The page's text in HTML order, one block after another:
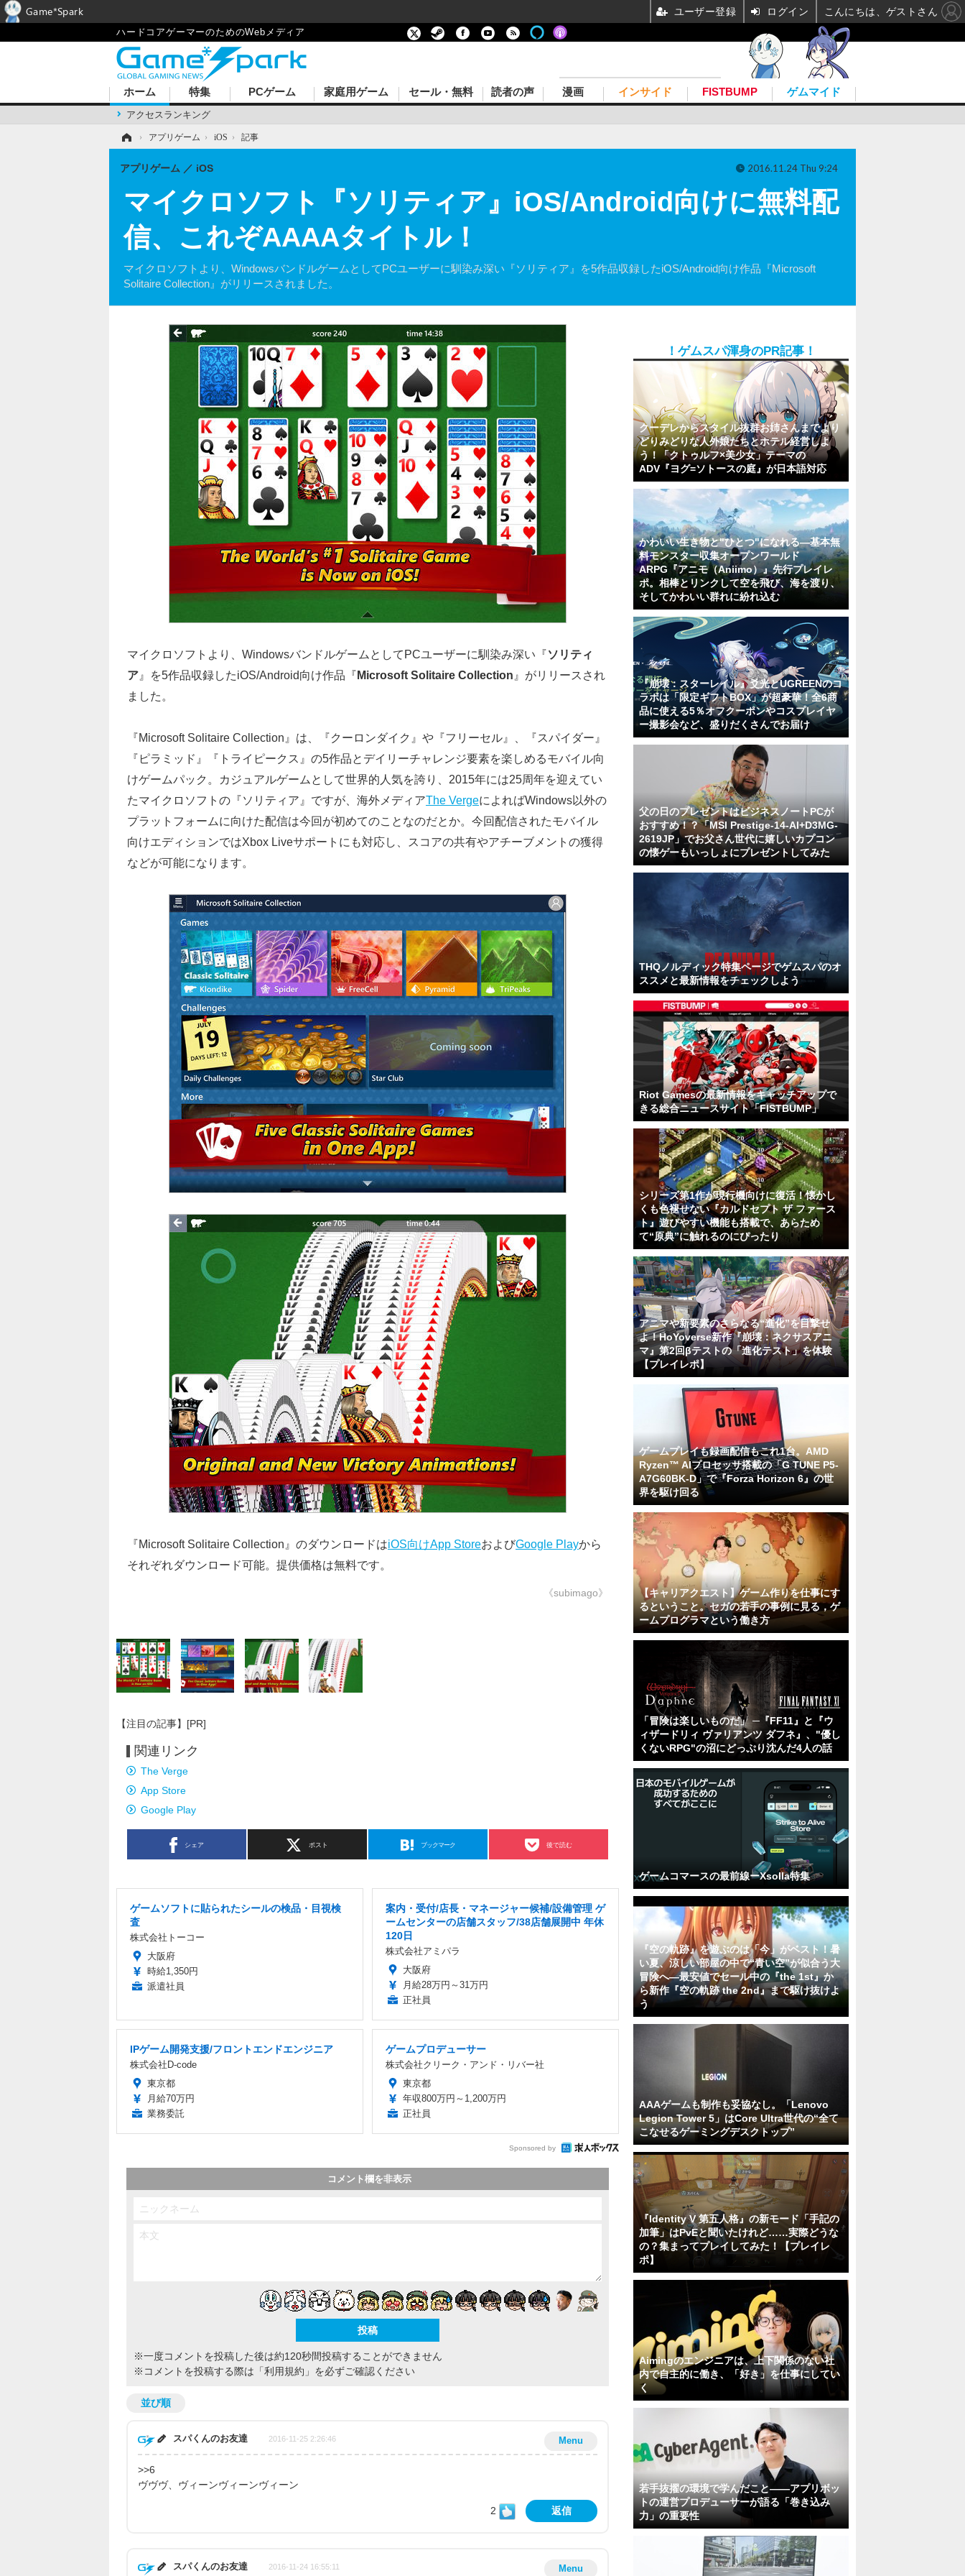
ハードコアゲーマーのためのWebメディア
ホーム
アクセスランキング
特集 PCゲーム 家庭用ゲーム セール・無料 読者の声 漫画 インサイド FISTBUMP ゲムマイド
› アプリゲーム › iOS › 記事
マイクロソフト『ソリティア』iOS/Android向けに無料配
信、これぞAAAAタイトル！
マイクロソフトより、WindowsバンドルゲームとしてPCユーザーに馴染み深い『ソリティア』を5作品収録したiOS/Android向け作品『Microsoft
Solitaire Collection』がリリースされました。
アプリゲーム iOS 2016.11.24 Thu 9:24
マイクロソフトより、WindowsバンドルゲームとしてPCユーザーに馴染み深い『ソリティ
ア 』を5作品収録したiOS/Android向け作品『Microsoft Solitaire Collection 』がリリースされ
ました。
『Microsoft Solitaire Collection』は、『クーロンダイク』や『フリーセル』、『スパイダー』
『ピラミッド』『トライピークス』の5作品とデイリーチャレンジ要素を楽しめるモバイル向
けゲームパック。カジュアルゲームとして世界的人気を誇り、2015年には25周年を迎えてい
たマイクロソフトの『ソリティア』ですが、海外メディアThe VergeによればWindows以外の
プラットフォームに向けた配信は今回が初めてのことなのだとか。今回配信されたモバイル
向けエディションではXbox Liveサポートにも対応し、スコアの共有やアチーブメントの獲得
などが可能になります。
『Microsoft Solitaire Collection』のダウンロードはiOS向けApp StoreおよびGoogle Playから
それぞれダウンロード可能。提供価格は無料です。
《subimago》
【注目の記事】[PR]
関連リンク
The Verge
App Store
Google Play
シェア ポスト ブックマーク 後で読む
ゲームソフトに貼られたシールの検品・目視検
査
株式会社トーコー
大阪府
時給1,350円
派遣社員
案内・受付/店長・マネージャー候補/設備管理 ゲ
ームセンターの店舗スタッフ/38店舗展開中 年休
120日
株式会社アミパラ
大阪府
月給28万円～31万円
正社員
IPゲーム開発支援/フロントエンドエンジニア
株式会社D-code
東京都
月給70万円
業務委託
ゲームプロデューサー
株式会社クリーク・アンド・リバー社
東京都
年収800万円～1,200万円
正社員
Sponsored by
コメント欄を非表示
※一度コメントを投稿した後は約120秒間投稿することができません
※コメントを投稿する際は 「利用規約」 を必ずご確認ください
並び順
Menu
スパくんのお友達 2016-11-25 2:26:46
>>6
ヴヴヴ、ヴィーンヴィーンヴィーン
2 返信
Menu
スパくんのお友達 2016-11-24 16:55:11
！ゲムスパ渾身のPR記事！
クーデレからスタイル抜群お姉さんまでより
どりみどりな人外娘たちとホテル経営しよ
う！「クトゥルフ×美少女」テーマの
ADV『ヨグ=ソトースの庭』が日本語対応
かわいい生き物と"ひとつ"になれる―基本無
料モンスター収集オープンワールド
ARPG『アニモ（Aniimo）』先行プレイレ
ポ。相棒とリンクして空を飛び、海を渡り、
そしてかわいい群れに紛れ込む
『崩壊：スターレイル』爻光とUGREENのコ
ラボは「限定ギフトBOX」が超豪華！全6商
品に使える5％オフクーポンやコスプレイヤ
ー撮影会など、盛りだくさんでお届け
父の日のプレゼントはビジネスノートPCが
おすすめ！？「MSI Prestige-14-AI+D3MG-
2619JP」でお父さん世代に嬉しいカプコン
の懐ゲーもいっしょにプレゼントしてみた
THQノルディック特集ページでゲムスパのオ
ススメと最新情報をチェックしよう
Riot Gamesの最新情報をキャッチアップで
きる総合ニュースサイト「FISTBUMP」
シリーズ第1作が現行機向けに復活！懐かし
くも色褪せない『カルドセプト ザ ファース
ト』遊びやすい機能も搭載で、あらため
て“原典”に触れるのにぴったり
アニマや新要素のさらなる“進化”を目撃せ
よ！HoYoverse新作『崩壊：ネクサスアニ
マ』第2回βテストの「進化テスト」を体験
【プレイレポ】
ゲームプレイも録画配信もこれ1台。AMD
Ryzen™ AIプロセッサ搭載の「G TUNE P5-
A7G60BK-D」で『Forza Horizon 6』の世
界を駆け回る
【キャリアクエスト】ゲーム作りを仕事にす
るということ。セガの若手の事例に見る，ゲ
ームプログラマという働き方
「冒険は楽しいものだ」 ─『FF11』と『ウ
ィザードリィ ヴァリアンツ ダフネ』、"優し
くないRPG"の沼にどっぷり沈んだ4人の話
ゲームコマースの最前線ーXsolla特集
『空の軌跡』を遊ぶのは「今」がベスト！暑
い夏、涼しい部屋の中で“青い空”が似合う大
冒険へ―最安値でセール中の『the 1st』か
ら新作『空の軌跡 the 2nd』まで駆け抜けよ
う
AAAゲームも制作も妥協なし。「Lenovo
Legion Tower 5」はCore Ultra世代の“全て
こなせるゲーミングデスクトップ”
『Identity V 第五人格』の新モード「手記の
加筆」はPvEと聞いたけれど……実際どうな
の？集まってプレイしてみた！【プレイレ
ポ】
Aimingのエンジニアは、上下関係のない社
内で自主的に働き、「好き」を仕事にしてい
く
若手抜擢の環境で学んだこと――アプリボッ
トの運営プロデューサーが語る「巻き込み
力」の重要性
Game*Spark ユーザー登録 ログイン こんにちは、ゲストさん